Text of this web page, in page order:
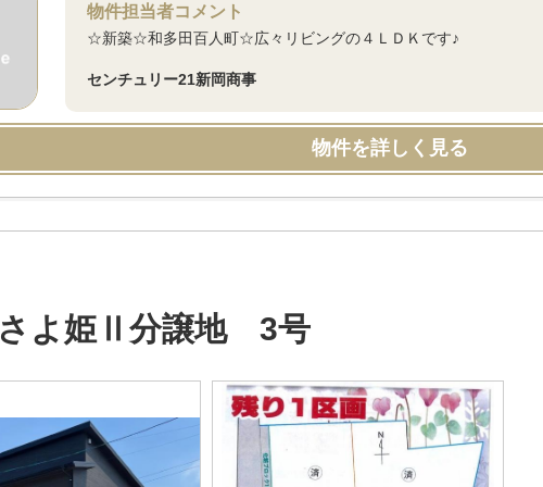
物件担当者コメント
☆新築☆和多田百人町☆広々リビングの４ＬＤＫです♪
センチュリー21新岡商事
物件を詳しく見る
よ姫Ⅱ分譲地 3号